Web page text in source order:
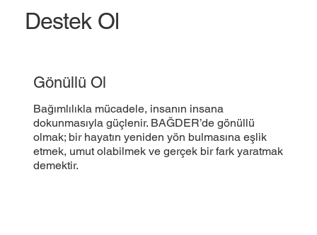
Destek Ol
Gönüllü Ol
Bağımlılıkla mücadele, insanın insana
dokunmasıyla güçlenir. BAĞDER’de gönüllü
olmak; bir hayatın yeniden yön bulmasına eşlik
etmek, umut olabilmek ve gerçek bir fark yaratmak
demektir.